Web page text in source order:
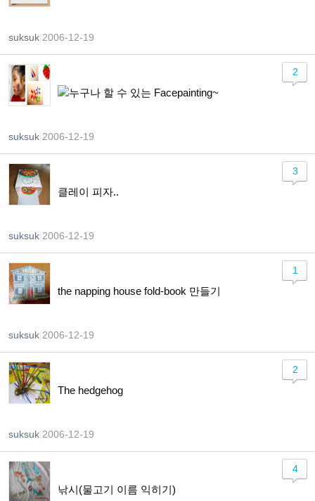
suksuk 2006-12-19
누구나 할 수 있는 Facepainting~
suksuk 2006-12-19
2
클레이 피자..
suksuk 2006-12-19
3
the napping house fold-book 만들기
suksuk 2006-12-19
1
The hedgehog
suksuk 2006-12-19
2
낚시(물고기 이름 익히기)
4